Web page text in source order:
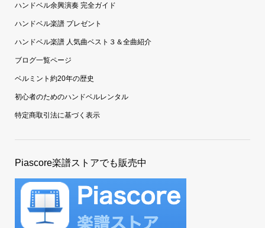
ハンドベル余興演奏 完全ガイド
ハンドベル楽譜 プレゼント
ハンドベル楽譜 人気曲ベスト３＆全曲紹介
ブログ一覧ページ
ベルミント約20年の歴史
初心者のためのハンドベルレンタル
特定商取引法に基づく表示
Piascore楽譜ストアでも販売中